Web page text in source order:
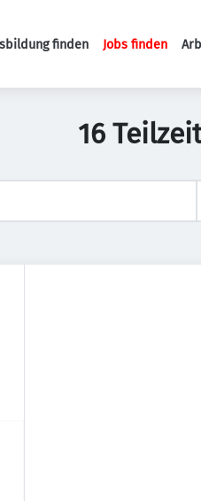
finden Jobs finden
16